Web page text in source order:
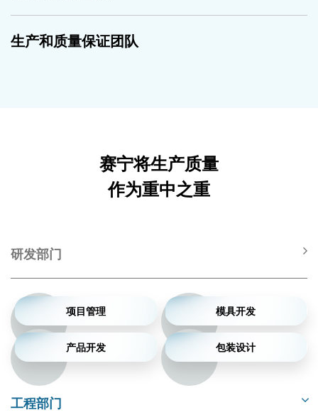
生产和质量保证团队
赛宁将生产质量
作为重中之重
研发部门
项目管理 模具开发
产品开发 包装设计
工程部门